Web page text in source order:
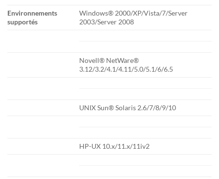
Environnements
supportés
Windows® 2000/XP/Vista/7/Server
2003/Server 2008
Novell® NetWare®
3.12/3.2/4.1/4.11/5.0/5.1/6/6.5
UNIX Sun® Solaris 2.6/7/8/9/10
HP-UX 10.x/11.x/11iv2